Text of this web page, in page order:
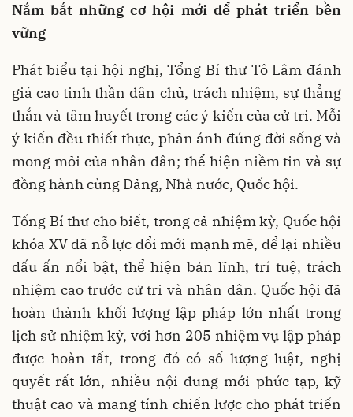
Nắm bắt những cơ hội mới để phát triển bền
vững
Phát biểu tại hội nghị, Tổng Bí thư Tô Lâm đánh
giá cao tinh thần dân chủ, trách nhiệm, sự thẳng
thắn và tâm huyết trong các ý kiến của cử tri. Mỗi
ý kiến đều thiết thực, phản ánh đúng đời sống và
mong mỏi của nhân dân; thể hiện niềm tin và sự
đồng hành cùng Đảng, Nhà nước, Quốc hội.
Tổng Bí thư cho biết, trong cả nhiệm kỳ, Quốc hội
khóa XV đã nỗ lực đổi mới mạnh mẽ, để lại nhiều
dấu ấn nổi bật, thể hiện bản lĩnh, trí tuệ, trách
nhiệm cao trước cử tri và nhân dân. Quốc hội đã
hoàn thành khối lượng lập pháp lớn nhất trong
lịch sử nhiệm kỳ, với hơn 205 nhiệm vụ lập pháp
được hoàn tất, trong đó có số lượng luật, nghị
quyết rất lớn, nhiều nội dung mới phức tạp, kỹ
thuật cao và mang tính chiến lược cho phát triển